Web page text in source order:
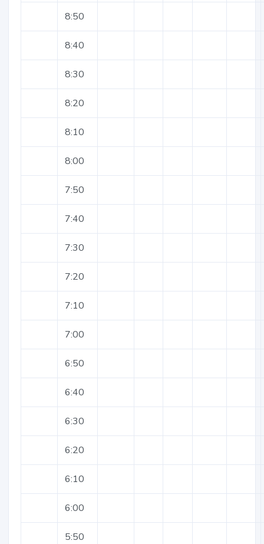
8:50
8:40
8:30
8:20
8:10
8:00
7:50
7:40
7:30
7:20
7:10
7:00
6:50
6:40
6:30
6:20
6:10
6:00
5:50